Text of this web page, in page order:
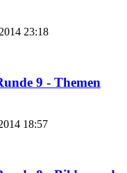
23:18
9 - Themen
18:57